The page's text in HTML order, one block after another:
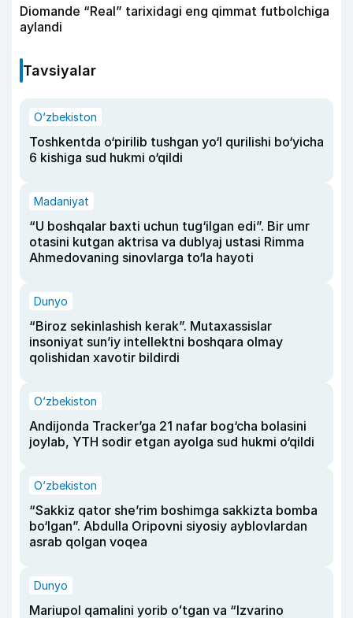
Diomande “Real” tarixidagi eng qimmat futbolchiga
aylandi
Tavsiyalar
O‘zbekiston
Toshkentda o‘pirilib tushgan yo‘l qurilishi bo‘yicha
6 kishiga sud hukmi o‘qildi
Madaniyat
“U boshqalar baxti uchun tug‘ilgan edi”. Bir umr
otasini kutgan aktrisa va dublyaj ustasi Rimma
Ahmedovaning sinovlarga to‘la hayoti
Dunyo
“Biroz sekinlashish kerak”. Mutaxassislar
insoniyat sun’iy intellektni boshqara olmay
qolishidan xavotir bildirdi
O‘zbekiston
Andijonda Tracker’ga 21 nafar bog‘cha bolasini
joylab, YTH sodir etgan ayolga sud hukmi o‘qildi
O‘zbekiston
“Sakkiz qator she’rim boshimga sakkizta bomba
bo‘lgan”. Abdulla Oripovni siyosiy ayblovlardan
asrab qolgan voqea
Dunyo
Mariupol qamalini yorib oʻtgan va “Izvarino